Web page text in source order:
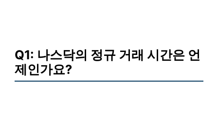
Q1: 나스닥의 정규 거래 시간은 언
제인가요?